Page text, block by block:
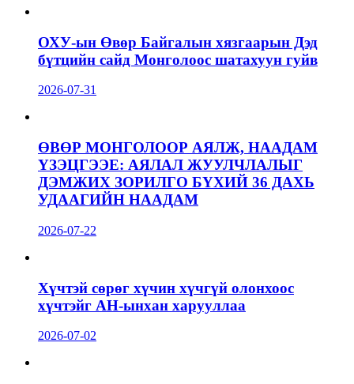
ОХУ-ын Өвөр Байгалын хязгаарын Дэд
бүтцийн сайд Монголоос шатахуун гуйв
2026-07-31
ӨВӨР МОНГОЛООР АЯЛЖ, НААДАМ
ҮЗЭЦГЭЭЕ: АЯЛАЛ ЖУУЛЧЛАЛЫГ
ДЭМЖИХ ЗОРИЛГО БҮХИЙ 36 ДАХЬ
УДААГИЙН НААДАМ
2026-07-22
Хүчтэй сөрөг хүчин хүчгүй олонхоос
хүчтэйг АН-ынхан харууллаа
2026-07-02